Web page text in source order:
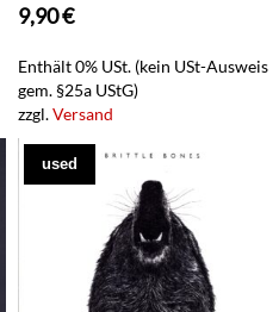
9,90€
Enthält 0% USt. (kein USt-Ausweis
gem. §25a UStG)
zzgl.Versand
used